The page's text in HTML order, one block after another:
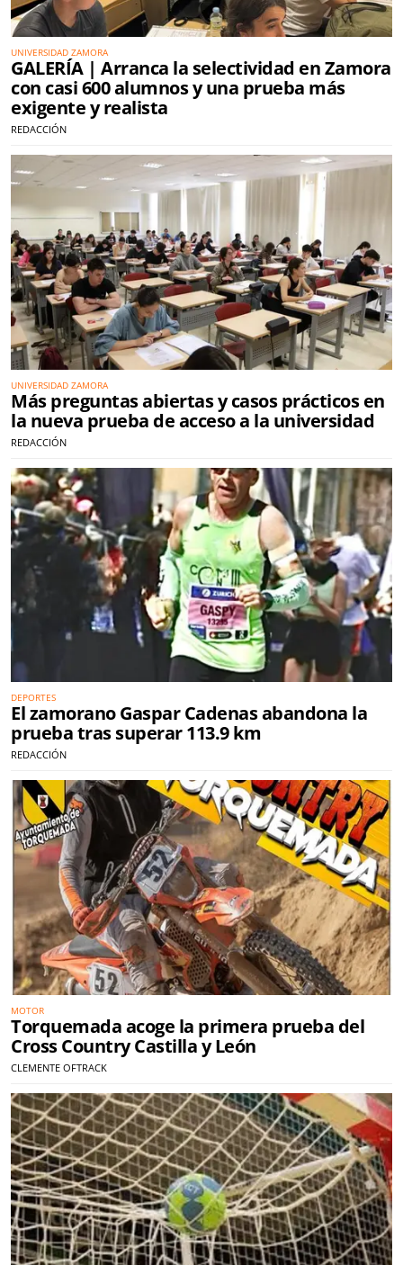
UNIVERSIDAD ZAMORA
GALERÍA | Arranca la selectividad en Zamora
con casi 600 alumnos y una prueba más
exigente y realista
REDACCIÓN
UNIVERSIDAD ZAMORA
Más preguntas abiertas y casos prácticos en
la nueva prueba de acceso a la universidad
REDACCIÓN
DEPORTES
El zamorano Gaspar Cadenas abandona la
prueba tras superar 113.9 km
REDACCIÓN
MOTOR
Torquemada acoge la primera prueba del
Cross Country Castilla y León
CLEMENTE OFTRACK